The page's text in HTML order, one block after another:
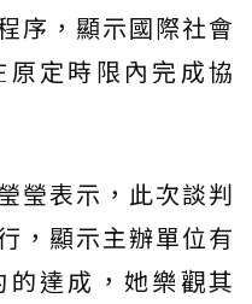
序，顯示國際社會
定時限內完成協
瑩表示，此次談判
，顯示主辦單位有
達成，她樂觀其